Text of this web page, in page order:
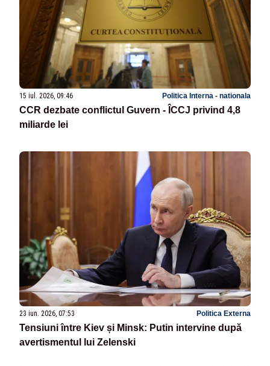
15 iul. 2026, 09:46 Politica Interna - nationala
CCR dezbate conflictul Guvern - ÎCCJ privind 4,8
miliarde lei
23 iun. 2026, 07:53 Politica Externa
Tensiuni între Kiev și Minsk: Putin intervine după
avertismentul lui Zelenski